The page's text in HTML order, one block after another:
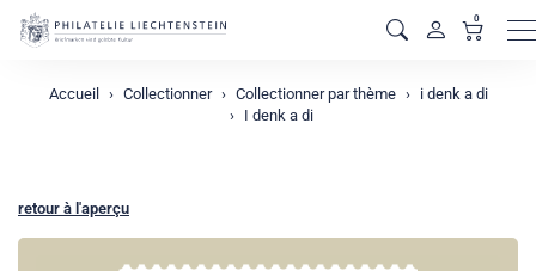
0
Accueil Collectionner Collectionner par thème
i denk a di
I denk a di
retour à l'aperçu